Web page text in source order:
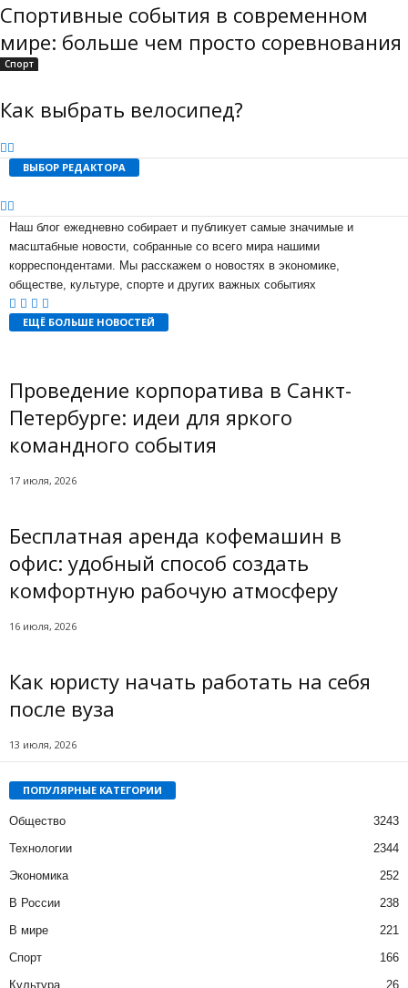
Спортивные события в современном
мире: больше чем просто соревнования
Спорт
Как выбрать велосипед?
ВЫБОР РЕДАКТОРА
Наш блог ежедневно собирает и публикует самые значимые и
масштабные новости, собранные со всего мира нашими
корреспондентами. Мы расскажем о новостях в экономике,
обществе, культуре, спорте и других важных событиях
ЕЩЁ БОЛЬШЕ НОВОСТЕЙ
Проведение корпоратива в Санкт-
Петербурге: идеи для яркого
командного события
17 июля, 2026
Бесплатная аренда кофемашин в
офис: удобный способ создать
комфортную рабочую атмосферу
16 июля, 2026
Как юристу начать работать на себя
после вуза
13 июля, 2026
ПОПУЛЯРНЫЕ КАТЕГОРИИ
Общество
3243
Технологии
2344
Экономика
252
В России
238
В мире
221
Спорт
166
Культура
26